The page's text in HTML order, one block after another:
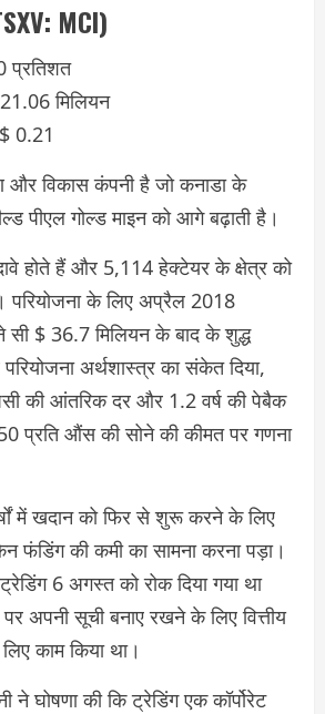
MCI)
प्रतिशत
मिलियन
0.21
और विकास कंपनी है जो कनाडा के
पीएल गोल्ड माइन को आगे बढ़ाती है।
होते हैं और 5,114 हेक्टेयर के क्षेत्र को
परियोजना के लिए अप्रैल 2018
सी $ 36.7 मिलियन के बाद के शुद्ध
अर्थशास्त्र का संकेत दिया,
की आंतरिक दर और 1.2 वर्ष की पेबैक
प्रति औंस की सोने की कीमत पर गणना
में खदान को फिर से शुरू करने के लिए
फंडिंग की कमी का सामना करना पड़ा।
6 अगस्त को रोक दिया गया था
अपनी सूची बनाए रखने के लिए वित्तीय
काम किया था।
ने घोषणा की कि ट्रेडिंग एक कॉर्पोरेट